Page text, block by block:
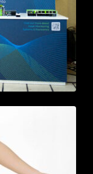
o scădere
la femei în
la jumătate